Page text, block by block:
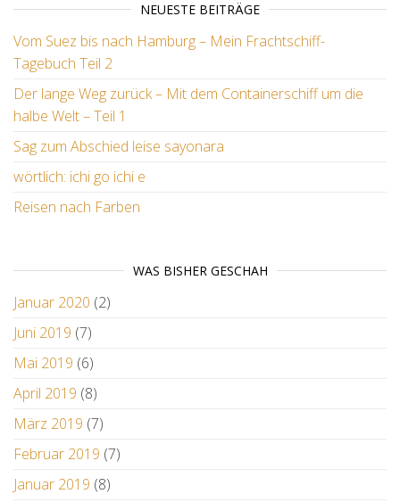
NEUESTE BEITRÄGE
Vom Suez bis nach Hamburg – Mein Frachtschiff-
Tagebuch Teil 2
Der lange Weg zurück – Mit dem Containerschiff um die
halbe Welt – Teil 1
Sag zum Abschied leise sayonara
wörtlich: ichi go ichi e
Reisen nach Farben
WAS BISHER GESCHAH
Januar 2020 (2)
Juni 2019 (7)
Mai 2019 (6)
April 2019 (8)
März 2019 (7)
Februar 2019 (7)
Januar 2019 (8)